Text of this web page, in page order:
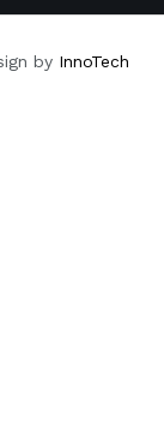
by InnoTech